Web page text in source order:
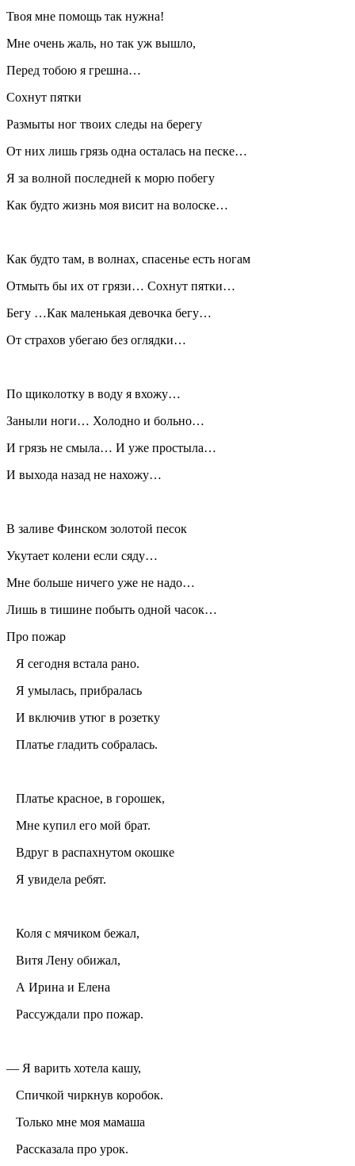
Твоя мне помощь так нужна!
Мне очень жаль, но так уж вышло,
Перед тобою я грешна…
Сохнут пятки
Размыты ног твоих следы на берегу
От них лишь грязь одна осталась на песке…
Я за волной последней к морю побегу
Как будто жизнь моя висит на волоске…
Как будто там, в волнах, спасенье есть ногам
Отмыть бы их от грязи… Сохнут пятки…
Бегу …Как маленькая девочка бегу…
От страхов убегаю без оглядки…
По щиколотку в воду я вхожу…
Заныли ноги… Холодно и больно…
И грязь не смыла… И уже простыла…
И выхода назад не нахожу…
В заливе Финском золотой песок
Укутает колени если сяду…
Мне больше ничего уже не надо…
Лишь в тишине побыть одной часок…
Про пожар
Я сегодня встала рано.
Я умылась, прибралась
И включив утюг в розетку
Платье гладить собралась.
Платье красное, в горошек,
Мне купил его мой брат.
Вдруг в распахнутом окошке
Я увидела ребят.
Коля с мячиком бежал,
Витя Лену обижал,
А Ирина и Елена
Рассуждали про пожар.
— Я варить хотела кашу,
Спичкой чиркнув коробок.
Только мне моя мамаша
Рассказала про урок.